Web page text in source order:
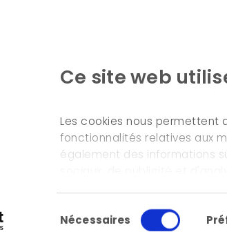
Ce site web
Les cookies nous permettent
fonctionnalités relatives aux
également des informations
Sélection du consentement
Nécessaires